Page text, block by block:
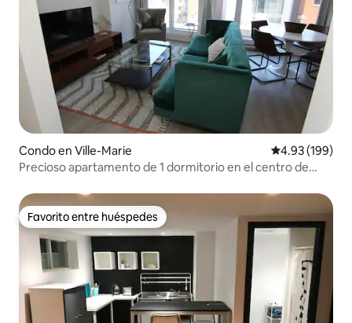
Condo en Ville-Marie Calificación
4.93 (199)
Precioso apartamento de 1 dormitorio en el centro de
Favorito entre huéspedes
Favorito entre huéspedes